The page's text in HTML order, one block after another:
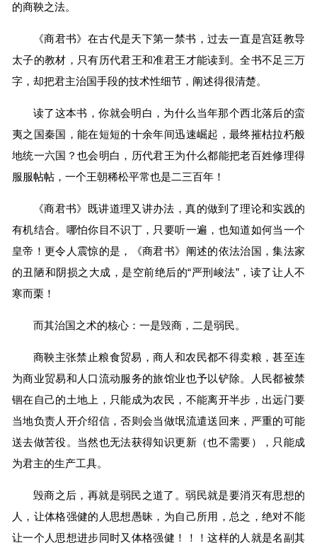
的商鞅之法。
《商君书》在古代是天下第一禁书，过去一直是宫廷教导
太子的教材，只有历代君王和准君王才能读到。全书不足三万
字，却把君主治国手段的技术性细节，阐述得很清楚。
读了这本书，你就会明白，为什么当年那个西北落后的蛮
夷之国秦国，能在短短的十余年间迅速崛起，最终摧枯拉朽般
地统一六国？也会明白，历代君王为什么都能把老百姓修理得
服服帖帖，一个王朝稀松平常也是二三百年！
《商君书》既讲道理又讲办法，真的做到了理论和实践的
有机结合。哪怕你目不识丁，只要听一遍，也知道如何当一个
皇帝！更令人震惊的是，《商君书》阐述的依法治国，集法家
的丑陋和阴损之大成，是空前绝后的“严刑峻法”，读了让人不
寒而栗！
而其治国之术的核心：一是毁商，二是弱民。
商鞅主张禁止粮食贸易，商人和农民都不得卖粮，甚至连
为商业贸易和人口流动服务的旅馆业也予以铲除。人民都被禁
锢在自己的土地上，只能成为农民，不能离开半步，出远门要
当地负责人开介绍信，否则会当做氓流遣送回来，严重的可能
送去做苦役。当然也无法获得知识更新（也不需要），只能成
为君主的生产工具。
毁商之后，再就是弱民之道了。弱民就是要消灭有思想的
人，让体格强健的人思想愚昧，为自己所用，总之，绝对不能
让一个人思想进步同时又体格强健！！！这样的人就是名副其